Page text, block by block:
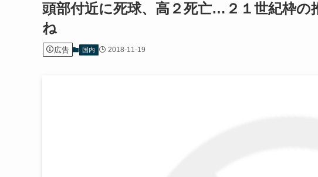
頭部付近に死球、高２死亡…２１世紀枠
ね
広告 国内 2018-11-19